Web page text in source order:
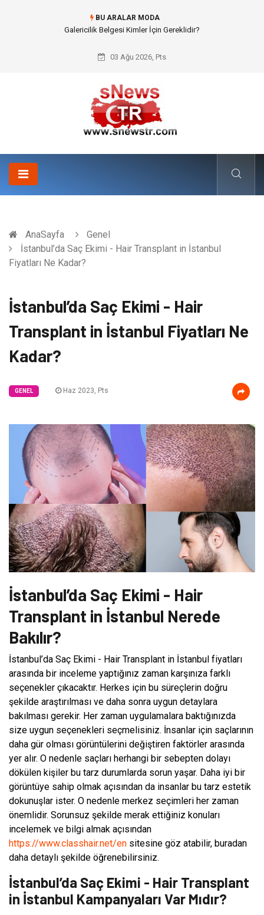
BU ARALAR MODA
Doküman Yönetimi ile Kurumsal Hafızanın Dijitalleşmesi
03 Ağu 2026, Pts
AnaSayfa
Genel
İstanbul’da Saç Ekimi - Hair Transplant in İstanbul
Fiyatları Ne Kadar?
İstanbul’da Saç Ekimi - Hair
Transplant in İstanbul Fiyatları Ne
Kadar?
GENEL Haz 2023, Pts
İstanbul’da Saç Ekimi - Hair
Transplant in İstanbul Nerede
Bakılır?
İstanbul’da Saç Ekimi - Hair Transplant in İstanbul fiyatları
arasında bir inceleme yaptığınız zaman karşınıza farklı
seçenekler çıkacaktır. Herkes için bu süreçlerin doğru
şekilde araştırılması ve daha sonra uygun detaylara
bakılması gerekir. Her zaman uygulamalara baktığınızda
size uygun seçenekleri seçmelisiniz. İnsanlar için saçlarının
daha gür olması görüntülerini değiştiren faktörler arasında
yer alır. O nedenle saçları herhangi bir sebepten dolayı
dökülen kişiler bu tarz durumlarda sorun yaşar. Daha iyi bir
görüntüye sahip olmak açısından da insanlar bu tarz estetik
dokunuşlar ister. O nedenle merkez seçimleri her zaman
önemlidir. Sorunsuz şekilde merak ettiğiniz konuları
incelemek ve bilgi almak açısından
https://www.classhair.net/en sitesine göz atabilir, buradan
daha detaylı şekilde öğrenebilirsiniz.
İstanbul’da Saç Ekimi - Hair Transplant
in İstanbul Kampanyaları Var Mıdır?